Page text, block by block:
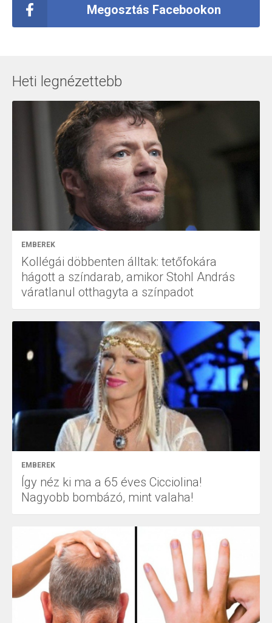
Megosztás Facebookon
Heti legnézettebb
EMBEREK
Kollégái döbbenten álltak: tetőfokára
hágott a színdarab, amikor Stohl András
váratlanul otthagyta a színpadot
EMBEREK
Így néz ki ma a 65 éves Cicciolina!
Nagyobb bombázó, mint valaha!